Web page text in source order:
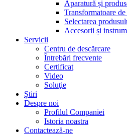
Aparatură și
Transformatoare
Selectarea
Accesorii și
Servicii
Centru de descărcare
Întrebări frecvente
Certificat
Video
Soluţie
Știri
Despre noi
Profilul Companiei
Istoria noastra
Contactează-ne